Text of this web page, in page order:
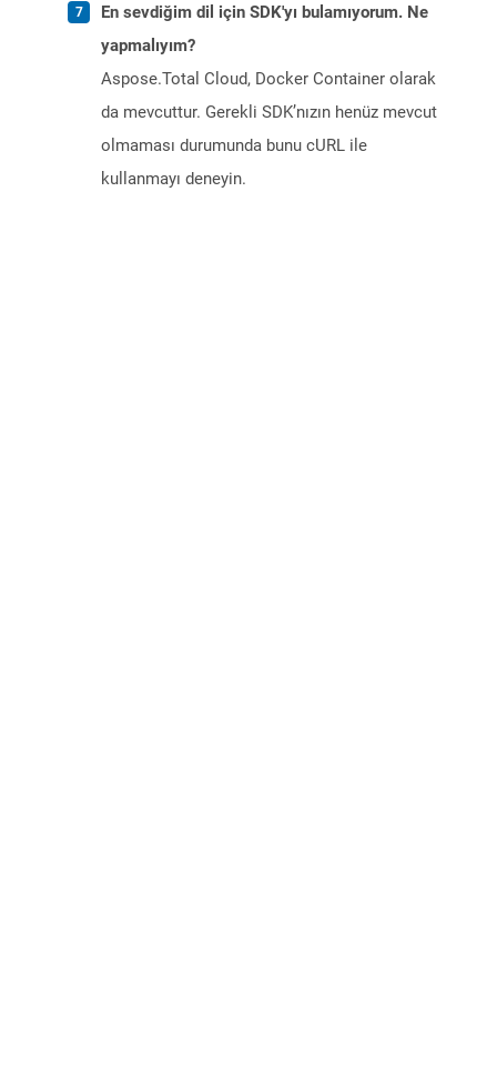
En sevdiğim dil için SDK'yı bulamıyorum. Ne
yapmalıyım?
Aspose.Total Cloud, Docker Container olarak
da mevcuttur. Gerekli SDK’nızın henüz mevcut
olmaması durumunda bunu cURL ile
kullanmayı deneyin.